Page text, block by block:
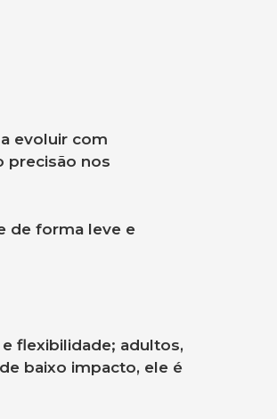
evoluir com
precisão nos
de forma leve e
flexibilidade; adultos,
baixo impacto, ele é